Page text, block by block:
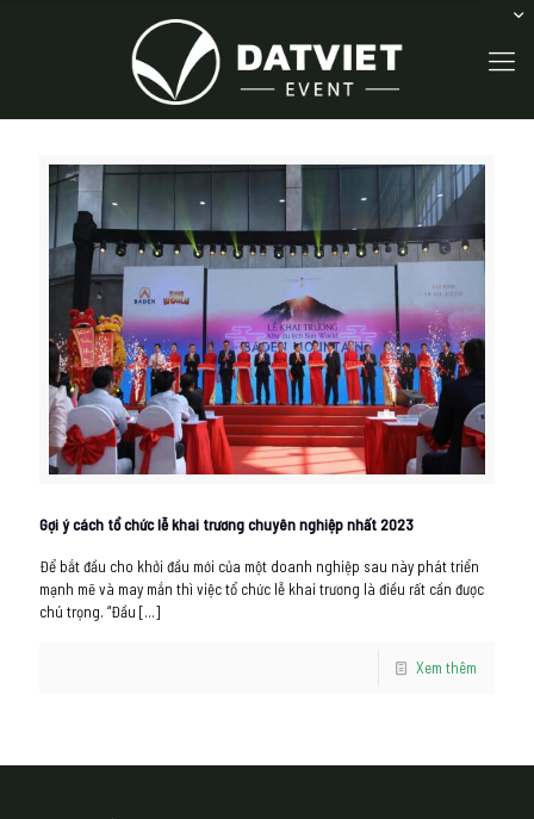
Gợi ý cách tổ chức lễ khai trương chuyên nghiệp nhất 2023
Để bắt đầu cho khởi đầu mới của một doanh nghiệp sau này phát triển
mạnh mẽ và may mắn thì việc tổ chức lễ khai trương là điều rất cần được
chú trọng. “Đầu […]
Xem thêm